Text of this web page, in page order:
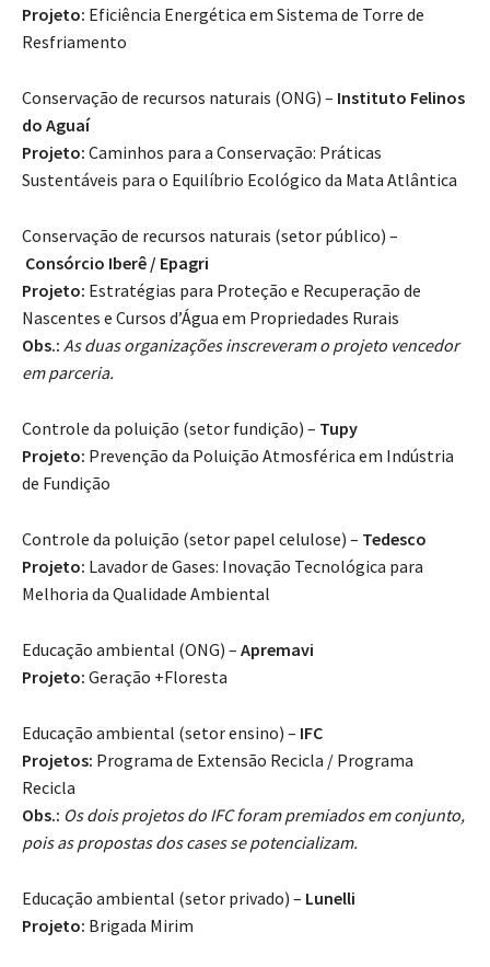
Projeto: Eficiência Energética em Sistema de Torre de
Resfriamento
Conservação de recursos naturais (ONG) – Instituto Felinos
do Aguaí
Projeto: Caminhos para a Conservação: Práticas
Sustentáveis para o Equilíbrio Ecológico da Mata Atlântica
Conservação de recursos naturais (setor público) –
Consórcio Iberê / Epagri
Projeto: Estratégias para Proteção e Recuperação de
Nascentes e Cursos d’Água em Propriedades Rurais
Obs.: As duas organizações inscreveram o projeto vencedor
em parceria.
Controle da poluição (setor fundição) – Tupy
Projeto: Prevenção da Poluição Atmosférica em Indústria
de Fundição
Controle da poluição (setor papel celulose) – Tedesco
Projeto: Lavador de Gases: Inovação Tecnológica para
Melhoria da Qualidade Ambiental
Educação ambiental (ONG) – Apremavi
Projeto: Geração +Floresta
Educação ambiental (setor ensino) – IFC
Projetos: Programa de Extensão Recicla / Programa
Recicla
Obs.: Os dois projetos do IFC foram premiados em conjunto,
pois as propostas dos cases se potencializam.
Educação ambiental (setor privado) – Lunelli
Projeto: Brigada Mirim